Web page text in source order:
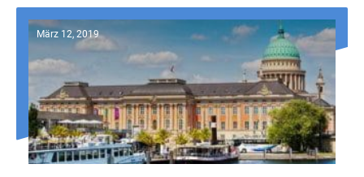
März 12, 2019